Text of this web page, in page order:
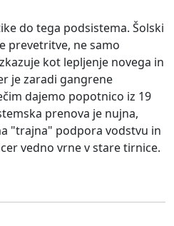
do tega podsistema. Šolski
prevetritve, ne samo
kot lepljenje novega in
je zaradi gangrene
dajemo popotnico iz 19
prenova je nujna,
"trajna" podpora vodstvu in
vedno vrne v stare tirnice.